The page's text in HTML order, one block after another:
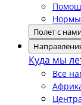
Нормы
Полет с
Куда мы
Все